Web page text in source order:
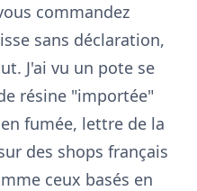
commandez
sans déclaration,
J'ai vu un pote se
résine "importée"
fumée, lettre de la
des shops français
ceux basés en